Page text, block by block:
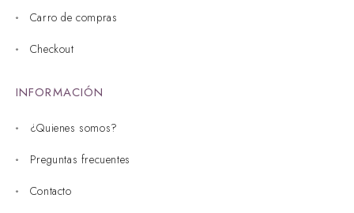
Carro de compras
Checkout
INFORMACIÓN
¿Quienes somos?
Preguntas frecuentes
Contacto